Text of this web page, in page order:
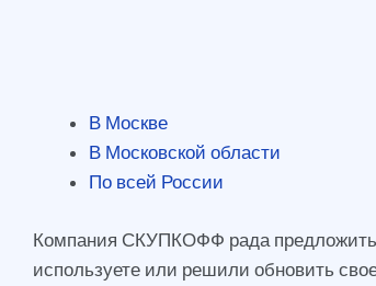
В Москве
В Московской области
По всей России
Компания СКУПКОФФ рада предложить
используете или решили обновить